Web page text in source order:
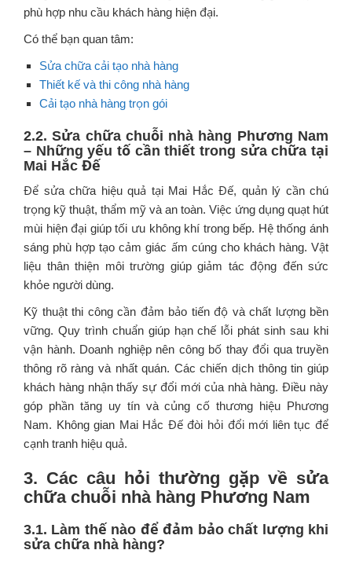
phù hợp nhu cầu khách hàng hiện đại.
Có thể bạn quan tâm:
Sửa chữa cải tạo nhà hàng
Thiết kế và thi công nhà hàng
Cải tạo nhà hàng trọn gói
2.2. Sửa chữa chuỗi nhà hàng Phương Nam
– Những yếu tố cần thiết trong sửa chữa tại
Mai Hắc Đế
Để sửa chữa hiệu quả tại Mai Hắc Đế, quản lý cần chú
trọng kỹ thuật, thẩm mỹ và an toàn. Việc ứng dụng quạt hút
mùi hiện đại giúp tối ưu không khí trong bếp. Hệ thống ánh
sáng phù hợp tạo cảm giác ấm cúng cho khách hàng. Vật
liệu thân thiện môi trường giúp giảm tác động đến sức
khỏe người dùng.
Kỹ thuật thi công cần đảm bảo tiến độ và chất lượng bền
vững. Quy trình chuẩn giúp hạn chế lỗi phát sinh sau khi
vận hành. Doanh nghiệp nên công bố thay đổi qua truyền
thông rõ ràng và nhất quán. Các chiến dịch thông tin giúp
khách hàng nhận thấy sự đổi mới của nhà hàng. Điều này
góp phần tăng uy tín và củng cố thương hiệu Phương
Nam. Không gian Mai Hắc Đế đòi hỏi đổi mới liên tục để
cạnh tranh hiệu quả.
3. Các câu hỏi thường gặp về sửa
chữa chuỗi nhà hàng Phương Nam
3.1. Làm thế nào để đảm bảo chất lượng khi
sửa chữa nhà hàng?